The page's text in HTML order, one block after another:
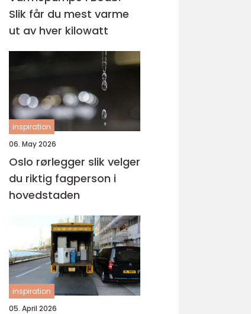
Slik får du mest varme
ut av hver kilowatt
inspiration
06. May 2026
Oslo rørlegger slik velger
du riktig fagperson i
hovedstaden
inspiration
05. April 2026